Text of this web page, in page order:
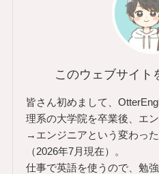
このウェブサイト
皆さん初めまして、
理系の大学院を卒業後、エ
→エンジニアという変わっ
（2026年7月現在）。
仕事で英語を使うので、勉